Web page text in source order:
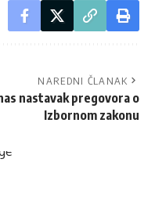
NAREDNI ČLANAK
nastavak pregovora o
Izbornom zakonu